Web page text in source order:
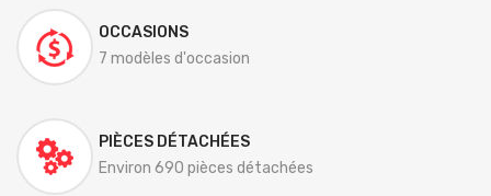
OCCASIONS
7 modèles d'occasion
PIÈCES DÉTACHÉES
Environ 690 pièces détachées